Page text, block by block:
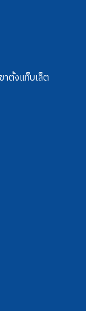
าตั้งแท็บเล็ต